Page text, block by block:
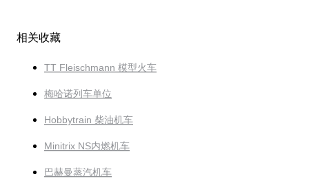
相关收藏
TT Fleischmann 模型火车
梅哈诺列车单位
Hobbytrain 柴油机车
Minitrix NS内燃机车
巴赫曼蒸汽机车